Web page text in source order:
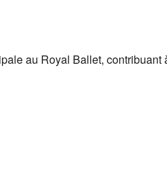
au Royal Ballet, contribuant